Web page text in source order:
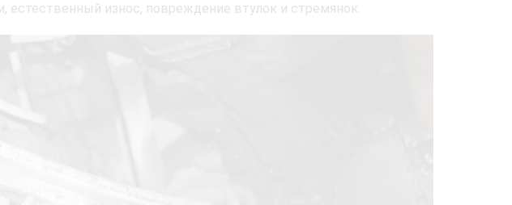
естественный износ, повреждение втулок и стремянок.